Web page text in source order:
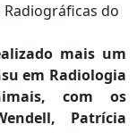
do
mais um
em Radiologia
com os
Patrícia